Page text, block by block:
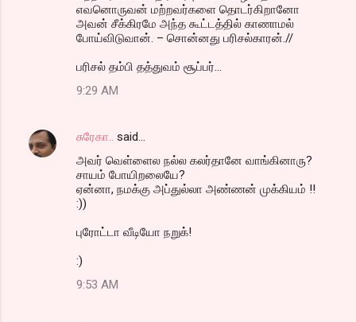
எவனொருவன் மற்றவர்களை தொடர்கிறானோ
அவன் சீக்கிரமே அந்த கூட்டத்தில் காணாமல்
போய்விடுவான். – சொன்னது பரிசல்காரன்.//
பரிசல் தம்பி தத்துவம் சூப்பர்...
9:29 AM
சுரேகா..
said…
அவர் வெள்ளைல நல்ல கலர்தானே வாங்கினாரு?
சாயம் போயிறலையே?
ஏன்னா, நமக்கு அப்துல்லா அண்ணன் முக்கியம் !!
:))
புரோட்டா வீடியோ நறுக்!
:)
9:53 AM